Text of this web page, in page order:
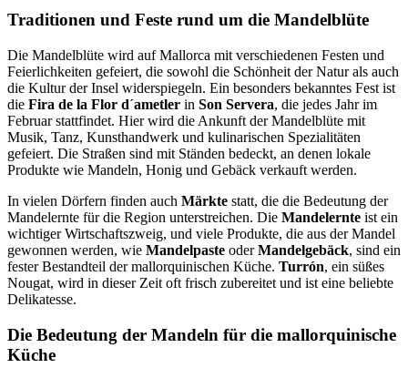
Traditionen und Feste rund um die Mandelblüte
Die Mandelblüte wird auf Mallorca mit verschiedenen Festen und
Feierlichkeiten gefeiert, die sowohl die Schönheit der Natur als auch
die Kultur der Insel widerspiegeln. Ein besonders bekanntes Fest ist
die Fira de la Flor d´ametler in Son Servera, die jedes Jahr im
Februar stattfindet. Hier wird die Ankunft der Mandelblüte mit
Musik, Tanz, Kunsthandwerk und kulinarischen Spezialitäten
gefeiert. Die Straßen sind mit Ständen bedeckt, an denen lokale
Produkte wie Mandeln, Honig und Gebäck verkauft werden.
In vielen Dörfern finden auch Märkte statt, die die Bedeutung der
Mandelernte für die Region unterstreichen. Die Mandelernte ist ein
wichtiger Wirtschaftszweig, und viele Produkte, die aus der Mandel
gewonnen werden, wie Mandelpaste oderMandelgebäck, sind ein
fester Bestandteil der mallorquinischen Küche. Turrón, ein süßes
Nougat, wird in dieser Zeit oft frisch zubereitet und ist eine beliebte
Delikatesse.
Die Bedeutung der Mandeln für die mallorquinische
Küche